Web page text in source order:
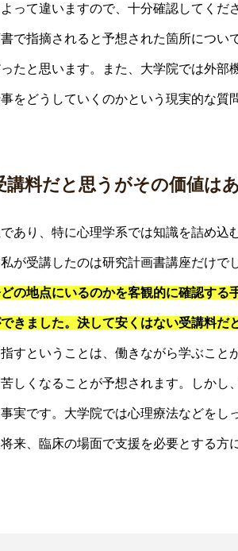
って違いますので、十分確認してくだ
で指摘されると予想された箇所につ
たと思います。また、大学院では外
をどうしていくのかという現実的な質
料だと思うがその価値は
あり、特に心理学系では知識を詰め
が受講したのは研究計画書講座だけで
の地点にいるのかを客観的に確認する
きました。決して安くはない受講料だ
すということは、働きながら学ぶこ
しくなることが予想されます。しか
実です。大学院では心理療法などを
来、臨床の場面で支援を必要とする方